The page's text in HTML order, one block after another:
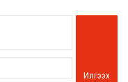
Илгээх